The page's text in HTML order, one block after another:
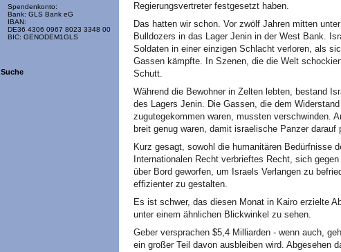
Spendenkonto:
Bank: GLS Bank eG
IBAN:
DE36 4306 0967 8023 3348 00
BIC: GENODEM1GLS
Suche
Regierungsvertreter festgesetzt haben.
Das hatten wir schon. Vor zwölf Jahren mitten
Bulldozers in das Lager Jenin in der West Bank.
Soldaten in einer einzigen Schlacht verloren, als
Gassen kämpfte. In Szenen, die die Welt
Schutt.
Während die Bewohner in Zelten lebten, bestand
des Lagers Jenin. Die Gassen, die dem
zugutegekommen waren, mussten verschwinden.
breit genug waren, damit israelische Panzer darauf
Kurz gesagt, sowohl die humanitären Bedürfnisse
Internationalen Recht verbrieftes Recht, sich
über Bord geworfen, um Israels Verlangen zu
effizienter zu gestalten.
Es ist schwer, das diesen Monat in Kairo erzielte
unter einem ähnlichen Blickwinkel zu sehen.
Geber versprachen $5,4 Milliarden - wenn auch,
ein großer Teil davon ausbleiben wird. Abgesehen